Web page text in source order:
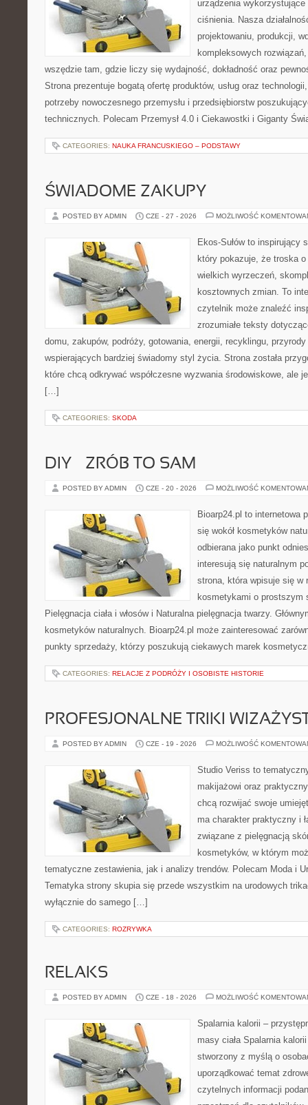
urządzenia
ciśnienia. Nasza
projektowaniu, produkcji,
kompleksowych
wszędzie tam, gdzie liczy się wydajność, dokładność oraz
Strona prezentuje bogatą ofertę produktów, usług oraz
potrzeby nowoczesnego przemysłu i przedsiębiorstw
technicznych. Polecam Przemysł 4.0 i Ciekawostki i Giganty
CATEGORIES: NAUKA FRANCUSKIEGO – PODSTAWY
ŚWIADOME ZAKUPY
POSTED BY ADMIN CZE - 27 - 2026 MOŻLIWOŚĆ
Ekos-Sułów to inspirujący
który pokazuje, że troska
wielkich wyrzeczeń,
kosztownych zmian. To
czytelnik może znaleźć
zrozumiałe teksty
domu, zakupów, podróży, gotowania, energii, recyklingu,
wspierających bardziej świadomy styl życia. Strona została
które chcą odkrywać współczesne wyzwania środowiskowe, ale
[…]
CATEGORIES: SKODA
DIY – ZRÓB TO SAM
POSTED BY ADMIN CZE - 20 - 2026 MOŻLIWOŚĆ
Bioarp24.pl to internetowa
się wokół kosmetyków
odbierana jako punkt
interesują się naturalnym
strona, która wpisuje się w
kosmetykami o prostszym
Pielęgnacja ciała i włosów i Naturalna pielęgnacja twarzy.
kosmetyków naturalnych. Bioarp24.pl może zainteresować
punkty sprzedaży, którzy poszukują ciekawych marek
CATEGORIES: RELACJE Z PODRÓŻY I OSOBISTE HISTORIE
PROFESJONALNE TRIKI
POSTED BY ADMIN CZE - 19 - 2026 MOŻLIWOŚĆ
Studio Veriss to
makijażowi oraz
chcą rozwijać swoje
ma charakter praktyczny i
związane z pielęgnacją
kosmetyków, w którym
tematyczne zestawienia, jak i analizy trendów. Polecam Moda i
Tematyka strony skupia się przede wszystkim na urodowych
wyłącznie do samego […]
CATEGORIES: ROZRYWKA
RELAKS
POSTED BY ADMIN CZE - 18 - 2026 MOŻLIWOŚĆ
Spalarnia kalorii –
masy ciała Spalarnia
stworzony z myślą o
uporządkować temat
czytelnych informacji